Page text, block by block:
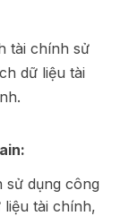
tài chính sử
dữ liệu tài
sử dụng công
tài chính,